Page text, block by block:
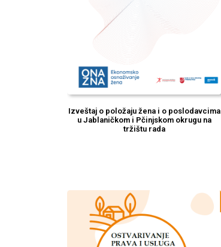
Izveštaj o položaju žena i o poslodavcima
u Jablaničkom i Pčinjskom okrugu na
tržištu rada